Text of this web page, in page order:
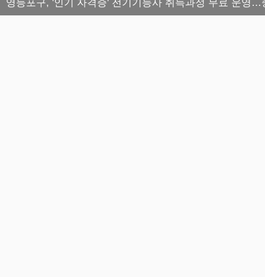
영등포구, '인기 자격증' 전기기능사 취득과정 무료 운영…